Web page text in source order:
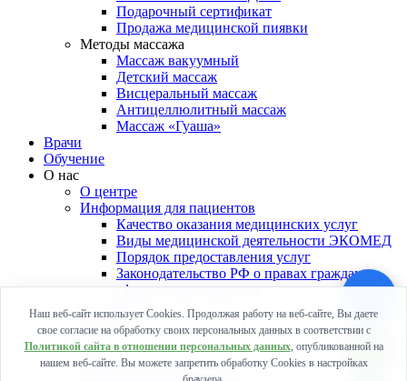
Наш веб-сайт использует Cookies. Продолжая работу на веб-сайте, Вы даете
свое согласие на обработку своих персональных данных в соответствии с
Политикой сайта в отношении персональных данных, опубликованной на
нашем веб-сайте. Вы можете запретить обработку Cookies в настройках
Подарочный сертификат
Продажа медицинской пиявки
Методы массажа
Массаж вакуумный
Детский массаж
Висцеральный массаж
Антицеллюлитный массаж
Массаж «Гуаша»
Врачи
Обучение
О нас
О центре
Информация для пациентов
Качество оказания медицинских услуг
Виды медицинской деятельности ЭКОМЕД
Порядок предоставления услуг
Законодательство РФ о правах граждан в
сфере здравоохранения
Лицензии
Галерея
Цены
Цены
Лечение по полисам ДМС